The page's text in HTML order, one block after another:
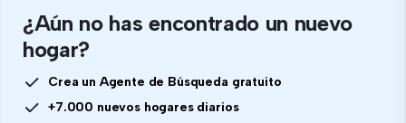
¿Aún no has encontrado un nuevo
hogar?
Crea un Agente de Búsqueda gratuito
+7.000 nuevos hogares diarios